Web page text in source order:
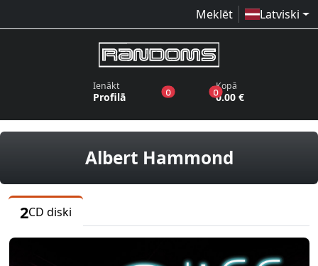
Meklēt Latviski
Ienākt
Profilā 0produkti vēlmju sarakstā
0produkti grozā
Kopā
0.00 €
Albert HammondCD diski
2CD diski